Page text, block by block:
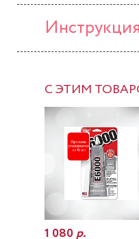
Инструкция
С ЭТИМ
1 080р.